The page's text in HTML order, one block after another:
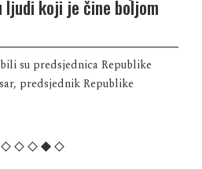
ljudi koji je čine boljom
su predsjednica Republike
predsjednik Republike